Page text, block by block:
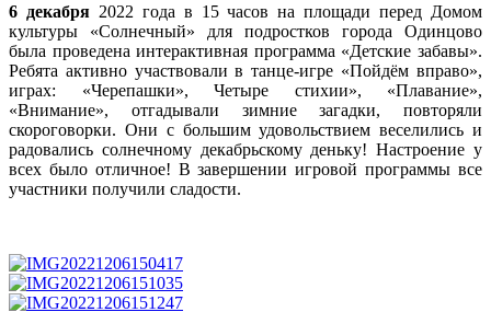
6 декабря2022 года в 15 часов на площади перед Домом
культуры «Солнечный» для подростков города Одинцово
была проведена интерактивная программа «Детские забавы».
Ребята активно участвовали в танце-игре «Пойдём вправо»,
играх: «Черепашки», Четыре стихии», «Плавание»,
«Внимание», отгадывали зимние загадки, повторяли
скороговорки. Они с большим удовольствием веселились и
радовались солнечному декабрьскому деньку! Настроение у
всех было отличное! В завершении игровой программы все
участники получили сладости.